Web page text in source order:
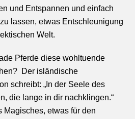
und Entspannen und einfach
lassen, etwas Entschleunigung
Welt.
Pferde diese wohltuende
Der isländische
schreibt: „In der Seele des
die lange in dir nachklingen.“
Magisches, etwas für den